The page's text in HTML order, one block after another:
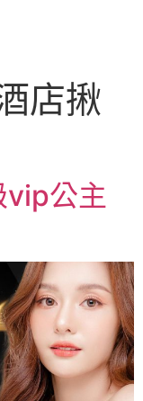
店揪
vip公主